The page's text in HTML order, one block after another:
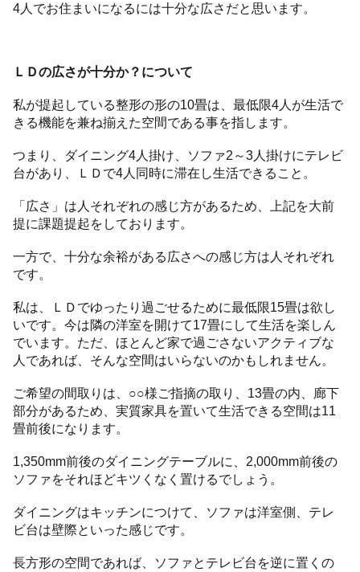
4人でお住まいになるには十分な広さだと思います。
ＬＤの広さが十分か？について
私が提起している整形の形の10畳は、最低限4人が生活で
きる機能を兼ね揃えた空間である事を指します。
つまり、ダイニング4人掛け、ソファ2～3人掛けにテレビ
台があり、ＬＤで4人同時に滞在し生活できること。
「広さ」は人それぞれの感じ方があるため、上記を大前
提に課題提起をしております。
一方で、十分な余裕がある広さへの感じ方は人それぞれ
です。
私は、ＬＤでゆったり過ごせるために最低限15畳は欲し
いです。今は隣の洋室を開けて17畳にして生活を楽しん
でいます。ただ、ほとんど家で過ごさないアクティブな
人であれば、そんな空間はいらないのかもしれません。
ご希望の間取りは、○○様ご指摘の取り、13畳の内、廊下
部分があるため、実質家具を置いて生活できる空間は11
畳前後になります。
1,350mm前後のダイニングテーブルに、2,000mm前後の
ソファをそれほどキツくなく置けるでしょう。
ダイニングはキッチンにつけて、ソファは洋室側、テレ
ビ台は壁際といった感じです。
長方形の空間であれば、ソファとテレビ台を逆に置くの